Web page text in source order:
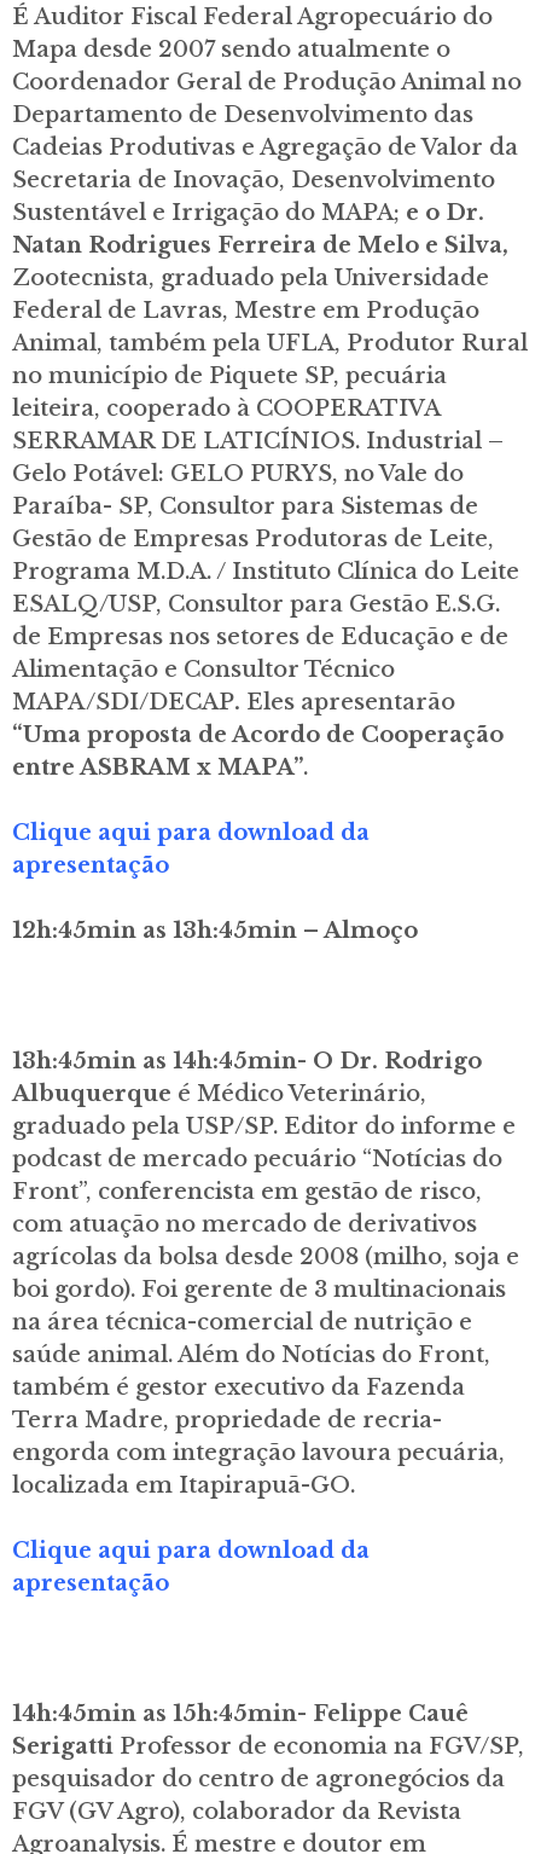
É Auditor Fiscal Federal Agropecuário do
Mapa desde 2007 sendo atualmente o
Coordenador Geral de Produção Animal no
Departamento de Desenvolvimento das
Cadeias Produtivas e Agregação de Valor da
Secretaria de Inovação, Desenvolvimento
Sustentável e Irrigação do MAPA; e o Dr.
Natan Rodrigues Ferreira de Melo e Silva,
Zootecnista, graduado pela Universidade
Federal de Lavras, Mestre em Produção
Animal, também pela UFLA, Produtor Rural
no município de Piquete SP, pecuária
leiteira, cooperado à COOPERATIVA
SERRAMAR DE LATICÍNIOS. Industrial –
Gelo Potável: GELO PURYS, no Vale do
Paraíba- SP, Consultor para Sistemas de
Gestão de Empresas Produtoras de Leite,
Programa M.D.A. / Instituto Clínica do Leite
ESALQ/USP, Consultor para Gestão E.S.G.
de Empresas nos setores de Educação e de
Alimentação e Consultor Técnico
MAPA/SDI/DECAP. Eles apresentarão
“Uma proposta de Acordo de Cooperação
entre ASBRAM x MAPA”.
Clique aqui para download da
apresentação
12h:45min as 13h:45min – Almoço
13h:45min as 14h:45min- O Dr. Rodrigo
Albuquerque é Médico Veterinário,
graduado pela USP/SP. Editor do informe e
podcast de mercado pecuário “Notícias do
Front”, conferencista em gestão de risco,
com atuação no mercado de derivativos
agrícolas da bolsa desde 2008 (milho, soja e
boi gordo). Foi gerente de 3 multinacionais
na área técnica-comercial de nutrição e
saúde animal. Além do Notícias do Front,
também é gestor executivo da Fazenda
Terra Madre, propriedade de recria-
engorda com integração lavoura pecuária,
localizada em Itapirapuã-GO.
Clique aqui para download da
apresentação
14h:45min as 15h:45min- Felippe Cauê
Serigatti Professor de economia na FGV/SP,
pesquisador do centro de agronegócios da
FGV (GV Agro), colaborador da Revista
Agroanalysis. É mestre e doutor em